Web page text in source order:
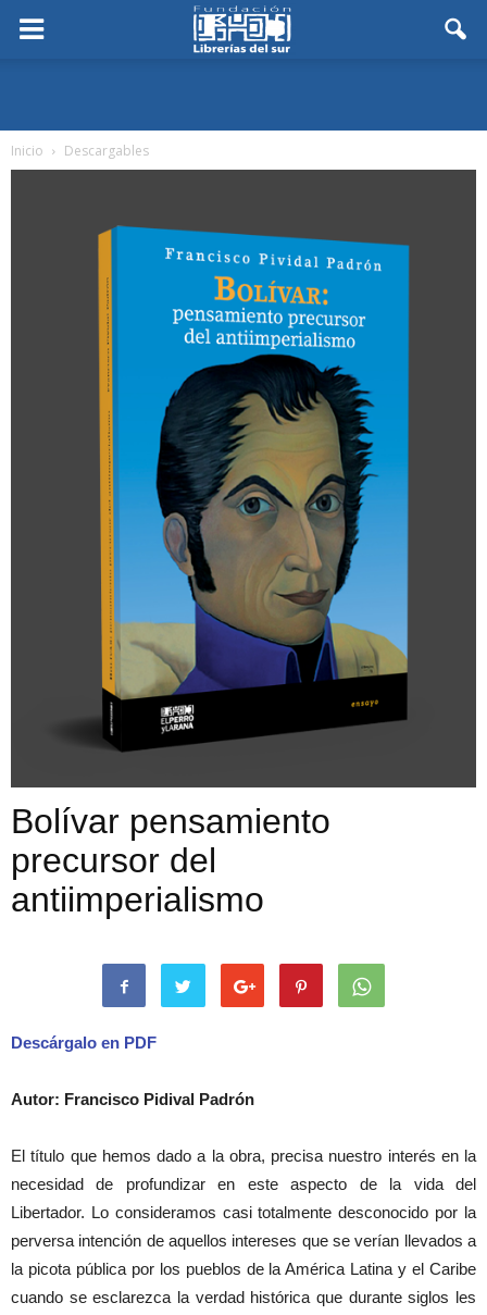
Inicio Descargables
Bolívar pensamiento
precursor del
antiimperialismo
Descárgalo en PDF
Autor: Francisco Pidival Padrón
El título que hemos dado a la obra, precisa nuestro interés en la
necesidad de profundizar en este aspecto de la vida del
Libertador. Lo consideramos casi totalmente desconocido por la
perversa intención de aquellos intereses que se verían llevados a
la picota pública por los pueblos de la América Latina y el Caribe
cuando se esclarezca la verdad histórica que durante siglos les